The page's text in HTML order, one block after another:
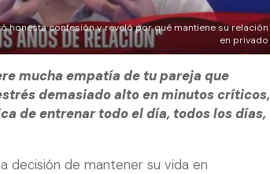
honesta confesión y reveló por qué mantiene su relación
en privado
mucha empatía de tu pareja que
demasiado alto en minutos críticos,
de entrenar todo el día, todos los días,
decisión de mantener su vida en